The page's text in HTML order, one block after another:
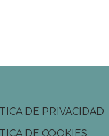
DE PRIVACIDAD
DE COOKIES